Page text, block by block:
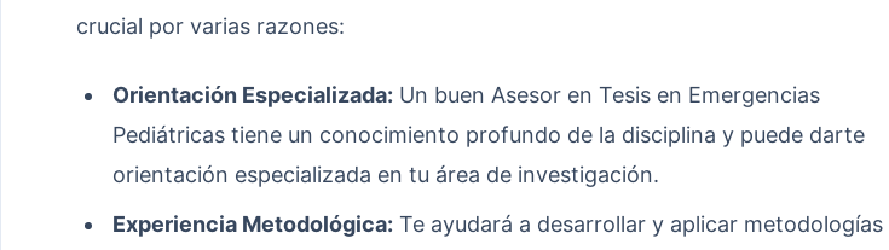
crucial por varias razones:
Orientación Especializada: Un buen Asesor en Tesis en Emergencias
Pediátricas tiene un conocimiento profundo de la disciplina y puede darte
orientación especializada en tu área de investigación.
Experiencia Metodológica: Te ayudará a desarrollar y aplicar metodologías